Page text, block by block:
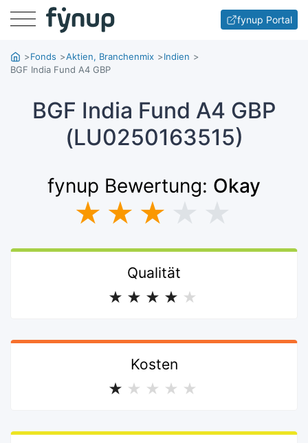
Menu fynup Portal
Fonds Aktien, Branchenmix
Indien
BGF India Fund A4 GBP
BGF India Fund A4 GBP
(LU0250163515)
fynup Bewertung: Okay
★ ★ ★
Qualität
★ ★ ★ ★ ★
Kosten
★ ★ ★ ★ ★